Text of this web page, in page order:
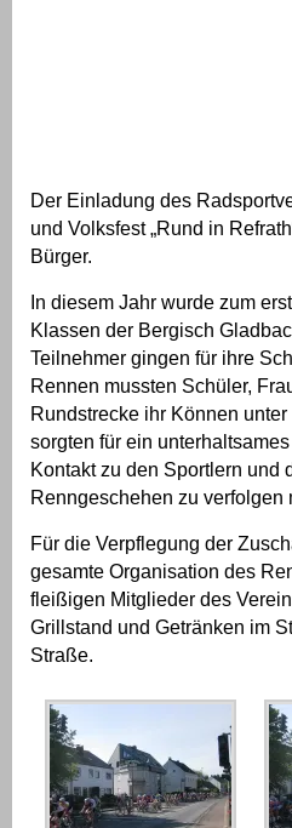
Der Einladung des
und Volksfest „Rund in
Bürger.
In diesem Jahr wurde zum
Klassen der Bergisch
Teilnehmer gingen für ihre
Rennen mussten Schüler,
Rundstrecke ihr Können
sorgten für ein
Kontakt zu den Sportlern und
Renngeschehen zu
Für die Verpflegung der
gesamte Organisation des
fleißigen Mitglieder des
Grillstand und Getränken im
Straße.